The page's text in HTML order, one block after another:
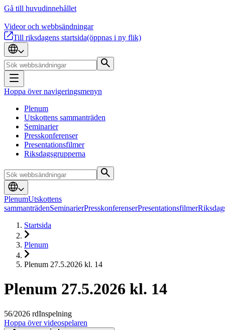
Gå till huvudinnehållet
Videor och webbsändningar
Till riksdagens startsida(öppnas i ny flik)
Hoppa över navigeringsmenyn
Plenum
Utskottens sammanträden
Seminarier
Presskonferenser
Presentationsfilmer
Riksdagsgrupperna
PlenumUtskottens
sammanträdenSeminarierPresskonferenserPresentationsfilmer
Startsida
Plenum
Plenum 27.5.2026 kl. 14
Plenum 27.5.2026 kl. 14
56/2026 rdInspelning
Hoppa över videospelaren